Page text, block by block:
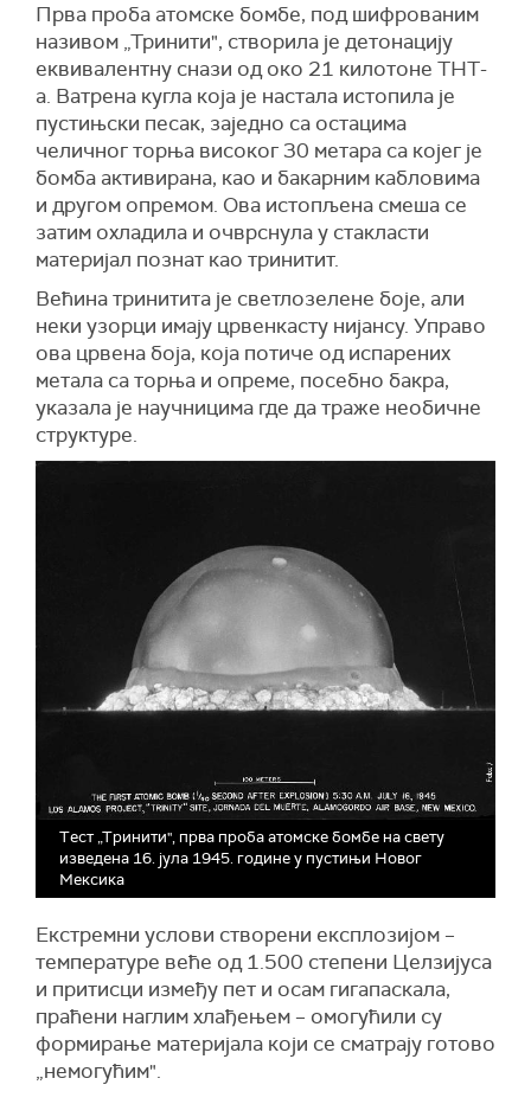
Прва проба атомске бомбе, под шифрованим
називом „Тринити", створила је детонацију
еквивалентну снази од око 21 килотоне ТНТ-
а. Ватрена кугла која је настала истопила је
пустињски песак, заједно са остацима
челичног торња високог 30 метара са којег је
бомба активирана, као и бакарним кабловима
и другом опремом. Ова истопљена смеша се
затим охладила и очврснула у стакласти
материјал познат као тринитит.
Већина тринитита је светлозелене боје, али
неки узорци имају црвенкасту нијансу. Управо
ова црвена боја, која потиче од испарених
метала са торња и опреме, посебно бакра,
указала је научницима где да траже необичне
структуре.
Tест „Тринити", првa пробa атомске бомбе на свету
изведенa 16. јула 1945. године у пустињи Новог
Мексика
Екстремни услови створени експлозијом –
температуре веће од 1.500 степени Целзијуса
и притисци између пет и осам гигапаскала,
праћени наглим хлађењем – омогућили су
формирање материјала који се сматрају готово
„немогућим".